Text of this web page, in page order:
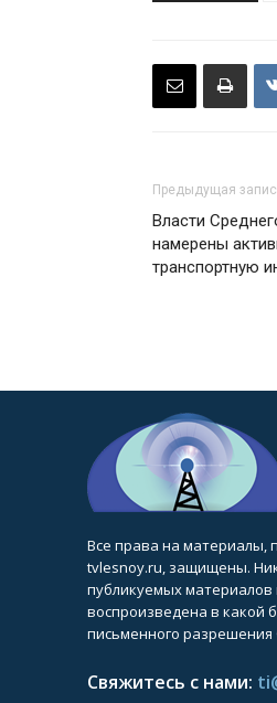
Предыдущая
Власти
намерены
транспортную
Все права на материалы,
tvlesnoy.ru, защищены.
публикуемых
воспроизведена в какой
письменного
Свяжитесь с нами: